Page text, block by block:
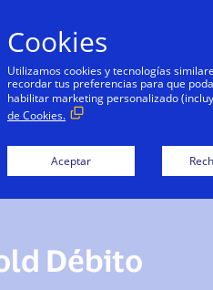
Débito
Cookies
Utilizamos cookies y tecnologías
recordar tus preferencias para que
habilitar marketing personalizado
de Cookies.
Aceptar